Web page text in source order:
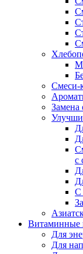
Смеси-
Замена
с
С
Витаминные
Для
Для